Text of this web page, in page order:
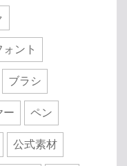
ォント
ブラシ
ー ペン
公式素材